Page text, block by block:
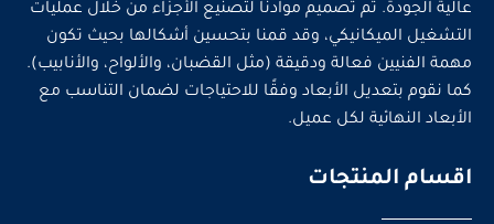
عالية الجودة. تم تصميم موادنا لتصنيع الأجزاء من خلال عمليات
التشغيل الميكانيكي، وقد قمنا بتحسين أشكالها بحيث تكون
مهمة الفنيين فعالة ودقيقة (مثل القضبان، والألواح، والأنابيب).
كما نقوم بتعديل الأبعاد وفقًا للاحتياجات لضمان التناسب مع
الأبعاد النهائية لكل عميل.
اقسام المنتجات